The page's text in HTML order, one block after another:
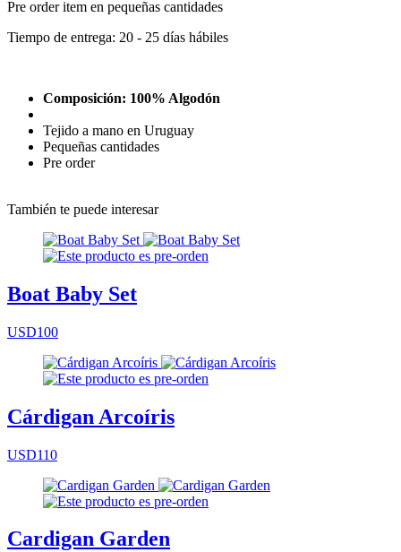
Pre order item en pequeñas cantidades
Tiempo de entrega: 20 - 25 días hábiles
Composición: 100% Algodón
Tejido a mano en Uruguay
Pequeñas cantidades
Pre order
También te puede interesar
Boat Baby Set
USD100
Cárdigan Arcoíris
USD110
Cardigan Garden